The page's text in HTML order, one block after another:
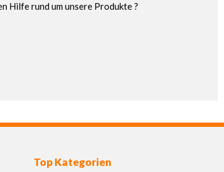
Hilfe rund um unsere Produkte ?
Top Kategorien